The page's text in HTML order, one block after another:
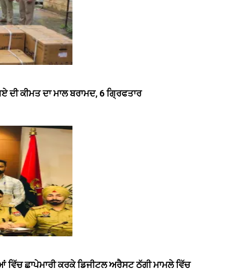
ਦੀ ਕੀਮਤ ਦਾ ਮਾਲ ਬਰਾਮਦ, 6 ਗ੍ਰਿਫਤਾਰ
ਛਾਪੇਮਾਰੀ ਕਰਕੇ ਡਿਜੀਟਲ ਅਰੈਸਟ ਠੱਗੀ ਮਾਮਲੇ ਵਿੱਚ